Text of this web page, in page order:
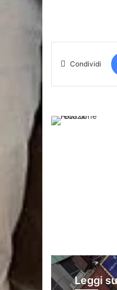
Condividi
Leggi